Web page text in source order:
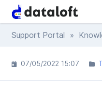
Support Portal »
07/05/2022 15:07